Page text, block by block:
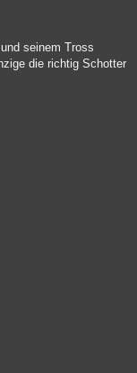
seinem Tross
die richtig Schotter